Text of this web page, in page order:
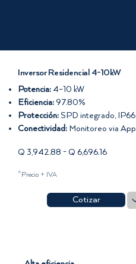
Inversor Residencial 4-10kW
Potencia: 4–10 kW
Eficiencia: 97.80%
Protección: SPD integrado, IP66
Conectividad: Monitoreo via App
Q 3,942.88 - Q 6,696.16
*Precio + IVA
Cotizar